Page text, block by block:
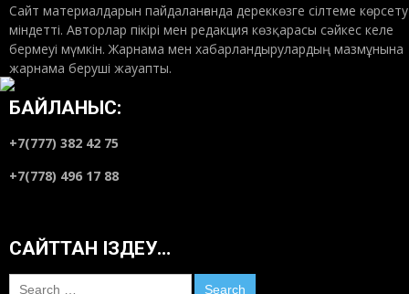
Сайт материалдарын пайдаланғанда дереккөзге сілтеме көрсету
міндетті. Авторлар пікірі мен редакция көзқарасы сәйкес келе
бермеуі мүмкін. Жарнама мен хабарландырулардың мазмұнына
жарнама беруші жауапты.
БАЙЛАНЫС:
+7(777) 382 42 75
+7(778) 496 17 88
САЙТТАН ІЗДЕУ…
Search